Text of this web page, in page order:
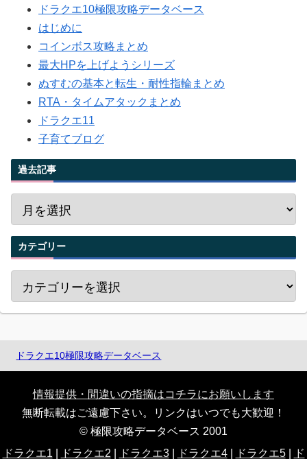
ドラクエ10極限攻略データベース
はじめに
コインボス攻略まとめ
最大HPを上げようシリーズ
ぬすむの基本と転生・耐性指輪まとめ
RTA・タイムアタックまとめ
ドラクエ11
子育てブログ
過去記事
カテゴリー
ドラクエ10極限攻略データベース
情報提供・間違いの指摘はコチラにお願いします
無断転載はご遠慮下さい。リンクはいつでも大歓迎！
© 極限攻略データベース 2001
ドラクエ1
ドラクエ2 ドラクエ3| ドラクエ4| ドラクエ5| ド